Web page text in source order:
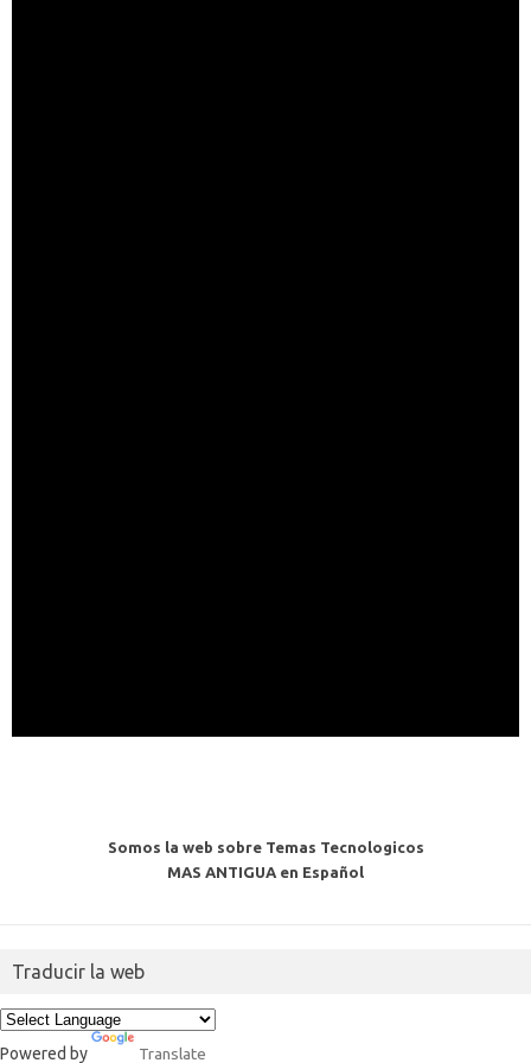
Somos la web sobre Temas Tecnologicos
MAS ANTIGUA en Español
Traducir la web
Powered by Translate